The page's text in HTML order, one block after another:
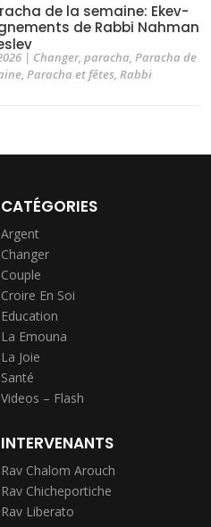
de la semaine: Ekev-
de Rabbi Nahman
| Changer, paracha, Paracha de
, Paracha et fêtes, Rabbi
CATÉGORIES
Argent
Changer
Couple
Croire En Soi
Education
La Emouna
La Joie
Santé
Videos – Flash
INTERVENANTS
Rav Chalom Arouch
Rav Chicheportiche
Rav Liberato